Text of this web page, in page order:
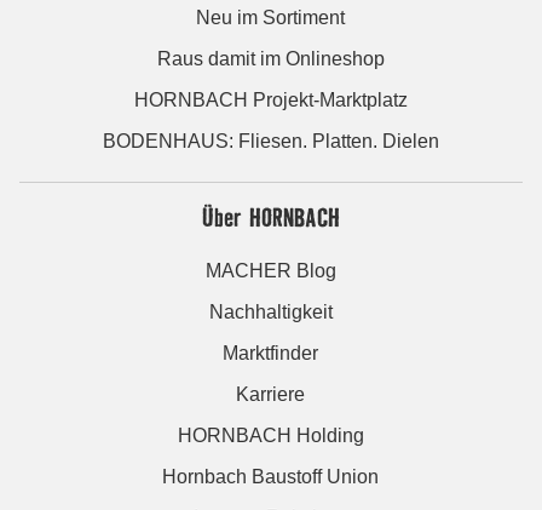
Neu im Sortiment
Raus damit im Onlineshop
HORNBACH Projekt-Marktplatz
BODENHAUS: Fliesen. Platten. Dielen
Über HORNBACH
MACHER Blog
Nachhaltigkeit
Marktfinder
Karriere
HORNBACH Holding
Hornbach Baustoff Union